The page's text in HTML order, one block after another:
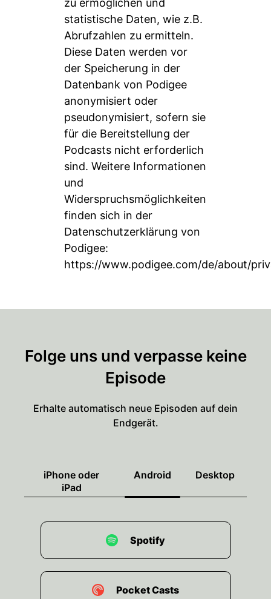
zu ermöglichen und
statistische Daten, wie z.B.
Abrufzahlen zu ermitteln.
Diese Daten werden vor
der Speicherung in der
Datenbank von Podigee
anonymisiert oder
pseudonymisiert, sofern sie
für die Bereitstellung der
Podcasts nicht erforderlich
sind. Weitere Informationen
und
Widerspruchsmöglichkeiten
finden sich in der
Datenschutzerklärung von
Podigee:
https://www.podigee.com/de/about/
Folge uns und verpasse keine
Episode
Erhalte automatisch neue Episoden auf dein
Endgerät.
iPhone oder
iPad
Android Desktop
Spotify
Pocket Casts